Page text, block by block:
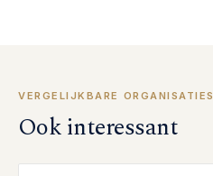
VERGELIJKBARE ORGANISATIES
Ook interessant